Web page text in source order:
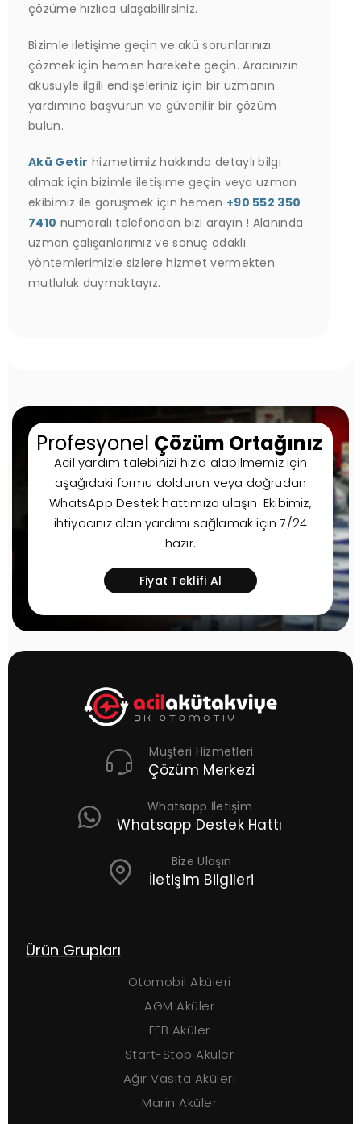
çözüme hızlıca ulaşabilirsiniz.
Bizimle iletişime geçin ve akü sorunlarınızı
çözmek için hemen harekete geçin. Aracınızın
aküsüyle ilgili endişeleriniz için bir uzmanın
yardımına başvurun ve güvenilir bir çözüm
bulun.
Akü Getir hizmetimiz hakkında detaylı bilgi
almak için bizimle iletişime geçin veya uzman
ekibimiz ile görüşmek için hemen +90 552 350
7410 numaralı telefondan bizi arayın ! Alanında
uzman çalışanlarımız ve sonuç odaklı
yöntemlerimizle sizlere hizmet vermekten
mutluluk duymaktayız.
Profesyonel Çözüm Ortağınız
Acil yardım talebinizi hızla alabilmemiz için
aşağıdaki formu doldurun veya doğrudan
WhatsApp Destek hattımıza ulaşın. Ekibimiz,
ihtiyacınız olan yardımı sağlamak için 7/24
hazır.
Fiyat Teklifi Al
Müşteri Hizmetleri
Çözüm Merkezi
Whatsapp İletişim
Whatsapp Destek Hattı
Bize Ulaşın
İletişim Bilgileri
Ürün Grupları
Otomobil Aküleri
AGM Aküler
EFB Aküler
Start-Stop Aküler
Ağır Vasıta Aküleri
Marin Aküler